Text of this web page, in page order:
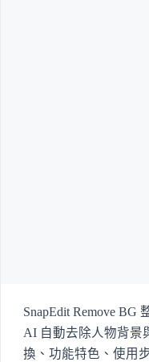
SnapEdit Remove BG
AI 自動去除人物背景
換、功能特色、使用